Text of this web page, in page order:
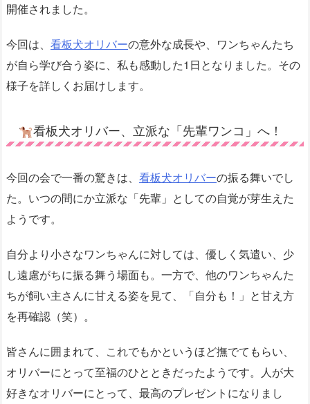
開催されました。
今回は、 看板犬オリバーの意外な成長や、ワンちゃんたち
が自ら学び合う姿に、私も感動した1日となりました。その
様子を詳しくお届けします。
看板犬オリバー、立派な「先輩ワンコ」へ！
今回の会で一番の驚きは、 看板犬オリバーの振る舞いでし
た。いつの間にか立派な「先輩」としての自覚が芽生えた
ようです。
自分より小さなワンちゃんに対しては、優しく気遣い、少
し遠慮がちに振る舞う場面も。一方で、他のワンちゃんた
ちが飼い主さんに甘える姿を見て、「自分も！」と甘え方
を再確認（笑）。
皆さんに囲まれて、これでもかというほど撫でてもらい、
オリバーにとって至福のひとときだったようです。人が大
好きなオリバーにとって、最高のプレゼントになりまし